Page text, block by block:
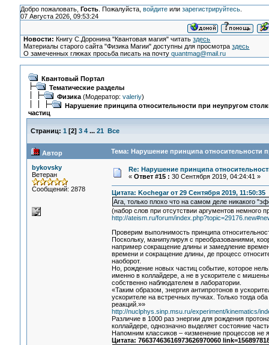
Добро пожаловать, Гость. Пожалуйста, войдитеили зарегистрируйтесь.
07 Августа 2026, 09:53:24
Новости: Книгу С.Доронина "Квантовая магия" читатьздесь
Материалы старого сайта "Физика Магии" доступны для просмотраздесь
О замеченных глюках просьба писать на почтуquantmag@mail.ru
Квантовый Портал
Тематические разделы
Физика(Модератор: valeriy)
Нарушение принципа относительности при неупругом
частиц
Страниц: 1 [2] 3 4 ... 21 Все
Автор Тема: Нарушение принципа относительности
bykovsky
Ветеран
Сообщений: 2878
Re: Нарушение принципа
« Ответ #15 : 30 Сентября 2019, 04:24:41 »
Цитата: Kochegar от 29 Сентября 2019, 11:50:35
Ага, только плохо что на самом деле никакого
(набор слов при отсутствии аргументов
http://ateism.ru/forum/
Проверим выполнимость принципа
Поскольку, манипулируя с преобразованиями,
например сокращение длины и замедление
времени и сокращение длины, де процесс
наоборот.
Но, рождение новых частиц событие, которое
именно в коллайдере, а не в ускорителе с
собственно наблюдателем в лаборатории.
«Таким образом, энергия антипротонов в
ускорителе на встречных пучках. Только тогда
реакций.»»
http://nuclphys.sinp.msu.ru/experiment/kinematics/
Различие в 1000 раз энергии для рождения
коллайдере, однозначно выделяет состояние
Напомним классиков – «изменение процессов не
Цитата: 76637463616973626970060